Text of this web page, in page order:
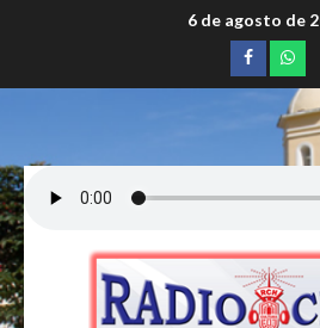
6 de agosto de
Facebook